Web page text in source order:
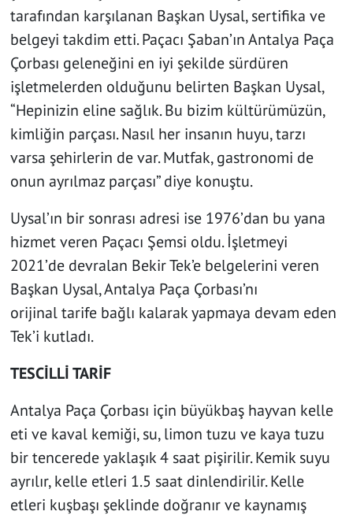
tarafından karşılanan Başkan Uysal, sertifika ve
belgeyi takdim etti. Paçacı Şaban’ın Antalya Paça
Çorbası geleneğini en iyi şekilde sürdüren
işletmelerden olduğunu belirten Başkan Uysal,
“Hepinizin eline sağlık. Bu bizim kültürümüzün,
kimliğin parçası. Nasıl her insanın huyu, tarzı
varsa şehirlerin de var. Mutfak, gastronomi de
onun ayrılmaz parçası” diye konuştu.
Uysal’ın bir sonrası adresi ise 1976’dan bu yana
hizmet veren Paçacı Şemsi oldu. İşletmeyi
2021’de devralan Bekir Tek’e belgelerini veren
Başkan Uysal, Antalya Paça Çorbası’nı
orijinal tarife bağlı kalarak yapmaya devam eden
Tek’i kutladı.
TESCİLLİ TARİF
Antalya Paça Çorbası için büyükbaş hayvan kelle
eti ve kaval kemiği, su, limon tuzu ve kaya tuzu
bir tencerede yaklaşık 4 saat pişirilir. Kemik suyu
ayrılır, kelle etleri 1.5 saat dinlendirilir. Kelle
etleri kuşbaşı şeklinde doğranır ve kaynamış